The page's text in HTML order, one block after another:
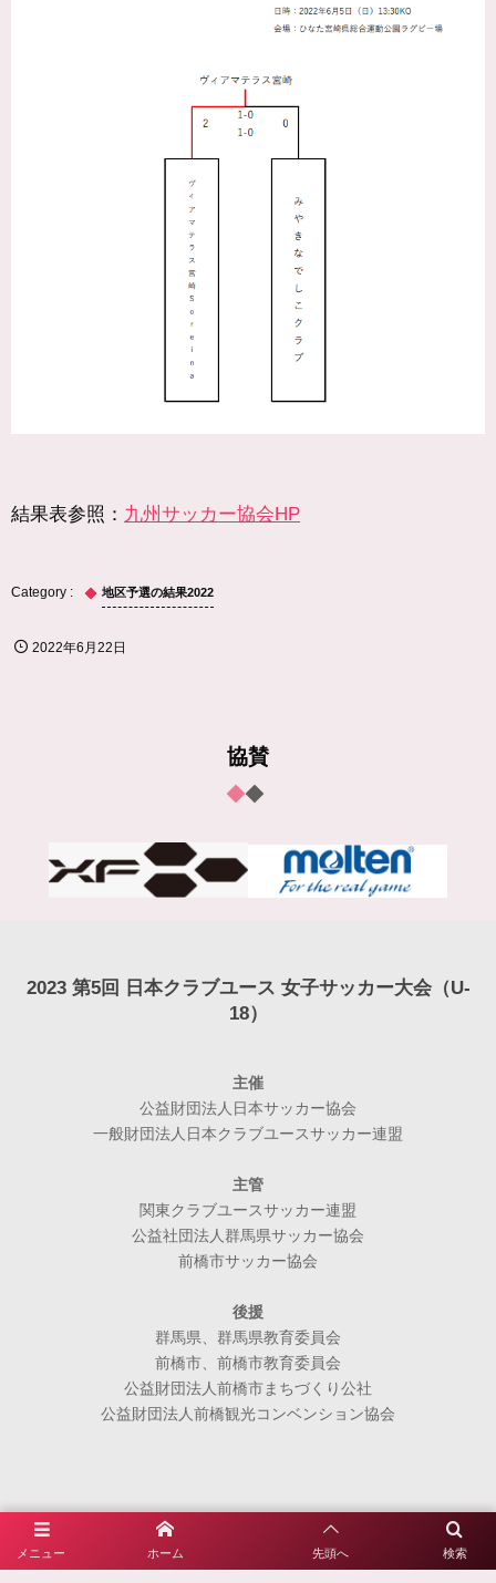
結果表参照： 九州サッカー協会HP
地区予選の結果2022
2022年6月22日
協賛
2023 第5回 日本クラブユース 女子サッカー大会（U-
18）
主催
公益財団法人日本サッカー協会
一般財団法人日本クラブユースサッカー連盟
主管
関東クラブユースサッカー連盟
公益社団法人群馬県サッカー協会
前橋市サッカー協会
後援
群馬県、群馬県教育委員会
前橋市、前橋市教育委員会
公益財団法人前橋市まちづくり公社
公益財団法人前橋観光コンベンション協会
メニュー 検索
ホーム 先頭へ